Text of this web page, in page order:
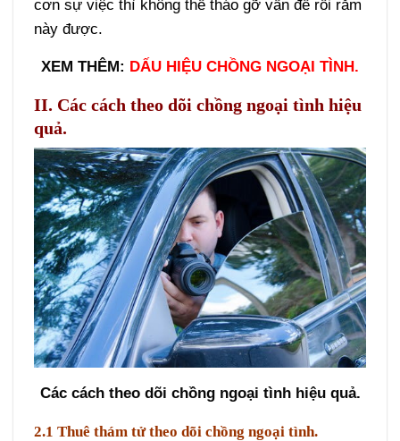
cơn sự việc thì không thể tháo gỡ vấn đề rối rắm
này được.
XEM THÊM: DẤU HIỆU CHỒNG NGOẠI TÌNH.
II. Các cách theo dõi chồng ngoại tình hiệu
quả.
Các cách theo dõi chồng ngoại tình hiệu quả.
2.1 Thuê thám tử theo dõi chồng ngoại tình.